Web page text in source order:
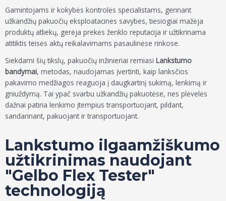
Gamintojams ir kokybės kontrolės specialistams, gerinant
užkandžių pakuočių eksploatacines savybes, tiesiogiai mažėja
produktų atliekų, gerėja prekės ženklo reputacija ir užtikrinama
atitiktis teisės aktų reikalavimams pasaulinėse rinkose.
Siekdami šių tikslų, pakuočių inžinieriai remiasi Lankstumo
bandymai, metodas, naudojamas įvertinti, kaip lanksčios
pakavimo medžiagos reaguoja į daugkartinį sukimą, lenkimą ir
gniuždymą. Tai ypač svarbu užkandžių pakuotėse, nes plėvelės
dažnai patiria lenkimo įtempius transportuojant, pildant,
sandarinant, pakuojant ir transportuojant.
Lankstumo ilgaamžiškumo
užtikrinimas naudojant
"Gelbo Flex Tester"
technologiją